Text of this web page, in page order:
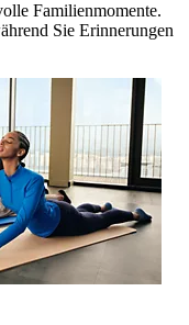
Familienmomente.
Sie Erinnerungen